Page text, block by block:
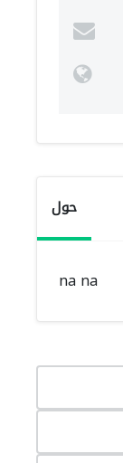
حول
na na